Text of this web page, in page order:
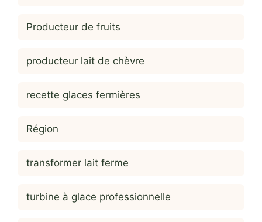
Producteur de fruits
producteur lait de chèvre
recette glaces fermières
Région
transformer lait ferme
turbine à glace professionnelle